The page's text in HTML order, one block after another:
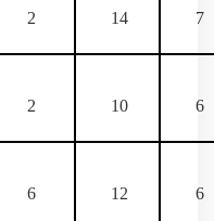
2 14 7
2 10 6
6 12 6